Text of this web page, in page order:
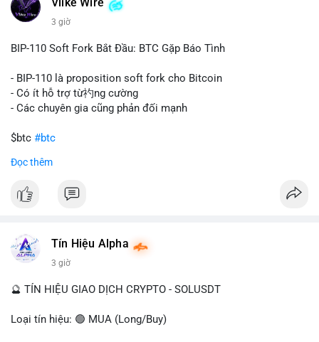
này có thể phản ánh ba kịch bản chính: thứ nhất, cá voi đang
chuẩn bị thanh khoản bằng cách chuyển lên sàn giao dịch, tạo
để nắm giữ dài hạn, thể hiện niềm tin vào xu hướng tăng; thứ
tán rủi ro. Với mức giá 65K, khối lượng này không quá lớn để
gây sốc thanh khoản tức thời, nhưng vẫn đủ sức tạo biến động
tâm lý ngắn hạn nếu hướng đến sàn tập trung.
Lời khuyên cho nhà đầu tư nhỏ lẻ:
hướng đi của dòng tiền. Tránh hành động theo cảm xúc, ưu
rõ ràng về đích đến của số BTC này.
#dongtienlon
Vlike Wire
3 giờ
BIP-110 Soft Fork Bắt Đầu: BTC Gặp Báo Tình
- BIP-110 là proposition soft fork cho Bitcoin
- Có ít hỗ trợ từ礿ng cường
- Các chuyên gia cũng phản đối mạnh
$btc #btc
#vlikevn
📰 Nguồn: CoinDesk
Đọc thêm
Tín Hiệu Alpha
3 giờ
🔮 TÍN HIỆU GIAO DỊCH CRYPTO - SOLUSDT
Loại tín hiệu: 🟢 MUA (Long/Buy)